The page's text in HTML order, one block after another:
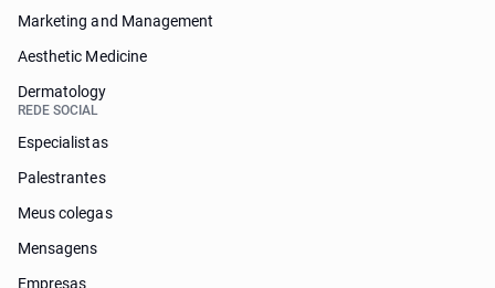
Marketing and Management
Aesthetic Medicine
Dermatology
REDE SOCIAL
Especialistas
Palestrantes
Meus colegas
Mensagens
Empresas